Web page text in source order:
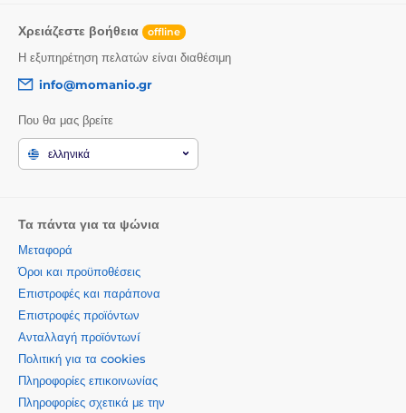
Χρειάζεστε βοήθεια offline
Η εξυπηρέτηση πελατών είναι διαθέσιμη
info@momanio.gr
Που θα μας βρείτε
ελληνικά
Τα πάντα για τα ψώνια
Μεταφορά
Όροι και προϋποθέσεις
Επιστροφές και παράπονα
Επιστροφές προϊόντων
Ανταλλαγή προϊόντωνí
Πολιτική για τα cookies
Πληροφορίες επικοινωνίας
Πληροφορίες σχετικά με την